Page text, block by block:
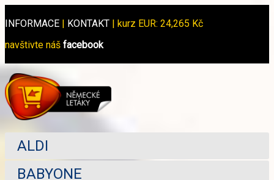
INFORMACE | KONTAKT | kurz EUR: 24,265 Kč
navštivte náš facebook
ALDI
BABYONE